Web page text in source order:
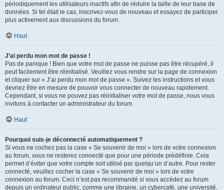
périodiquement les utilisateurs inactifs afin de réduire la taille de leur base de
données. Si tel était le cas, inscrivez-vous de nouveau et essayez de participer
plus activement aux discussions du forum.
Haut
J’ai perdu mon mot de passe !
Pas de panique ! Bien que votre mot de passe ne puisse pas être récupéré, il
peut facilement être réinitialisé. Veuillez vous rendre sur la page de connexion
et cliquer sur « J’ai perdu mon mot de passe ». Suivez les instructions et vous
devriez être en mesure de pouvoir vous connecter de nouveau rapidement.
Cependant, si vous ne pouvez pas réinitialiser votre mot de passe, nous vous
invitons à contacter un administrateur du forum.
Haut
Pourquoi suis-je déconnecté automatiquement ?
Si vous ne cochez pas la case « Se souvenir de moi » lors de votre connexion
au forum, vous ne resterez connecté que pour une période prédéfinie. Cela
permet d’éviter que votre compte soit utilisé par quelqu’un d’autre. Pour rester
connecté, veuillez cocher la case « Se souvenir de moi » lors de votre
connexion au forum. Ceci n’est pas recommandé si vous accédez au forum
depuis un ordinateur public, comme une librairie, un cybercafé, une université,